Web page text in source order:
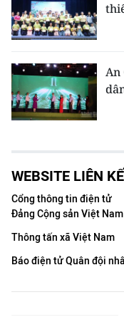
An
WEBSITE LIÊN
Cổng thông tin điện tử
Đảng Cộng sản Việt Nam
Thông tấn xã Việt Nam
Báo điện tử Quân đội